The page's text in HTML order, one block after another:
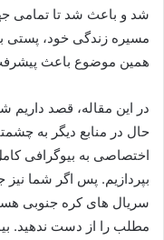
شد و باعث شد تا تمامی
مسیره زندگی خود، پستی
همین موضوع باعث
در این مقاله، قصد داریم
حال در منابع دیگر به
اختصاصی به بیوگرافی
بپردازیم. پس اگر شما نیز
سریال های کره جنوبی
مطلب را از دست ندهید.